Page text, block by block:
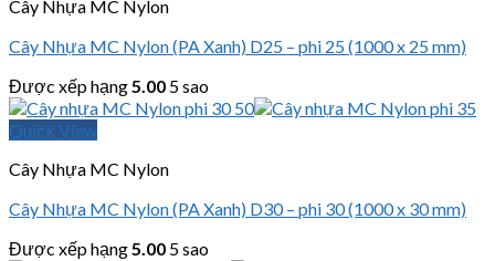
Cây Nhựa MC Nylon
Cây Nhựa MC Nylon (PA Xanh) D25 – phi 25 (1000 x 25 mm)
Được xếp hạng5.00 5 sao
Quick View
Cây Nhựa MC Nylon
Cây Nhựa MC Nylon (PA Xanh) D30 – phi 30 (1000 x 30 mm)
Được xếp hạng5.00 5 sao